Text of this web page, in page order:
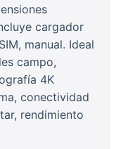
cargador
manual. Ideal
campo,
4K
conectividad
rendimiento